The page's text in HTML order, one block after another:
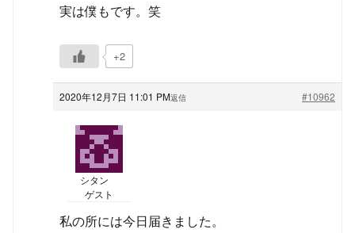
実は僕もです。笑
+2
2020年12月7日 11:01 PM #10962
返信
シタン
ゲスト
私の所には今日届きました。